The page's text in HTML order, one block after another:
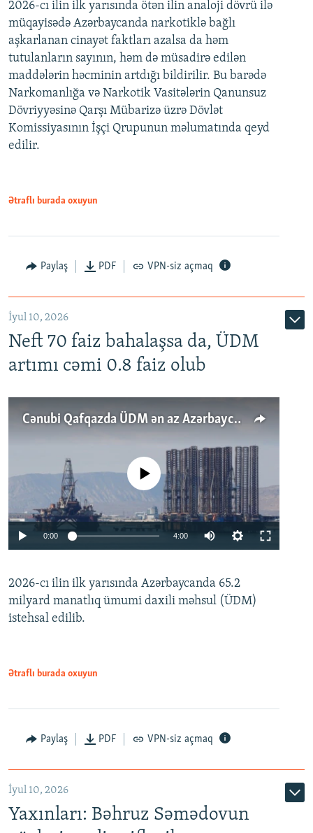
2026-cı ilin ilk yarısında ötən ilin analoji dövrü ilə
müqayisədə Azərbaycanda narkotiklə bağlı
aşkarlanan cinayət faktları azalsa da həm
tutulanların sayının, həm də müsadirə edilən
maddələrin həcminin artdığı bildirilir. Bu barədə
Narkomanlığa və Narkotik Vasitələrin Qanunsuz
Dövriyyəsinə Qarşı Mübarizə üzrə Dövlət
Komissiyasının İşçi Qrupunun məlumatında qeyd
edilir.
Ətraflı burada oxuyun
Paylaş PDF VPN-siz açmaq
İyul 10, 2026
Neft 70 faiz bahalaşsa da, ÜDM
artımı cəmi 0.8 faiz olub
Cənubi Qafqazda ÜDM ən az Azərbaycanda artır: Qonşuları niyə Bakını qabaqlaya bilir?
Auto 240p 360p 480p
No media source currently available
0:00 4:00
360p
480p
2026-cı ilin ilk yarısında Azərbaycanda 65.2
milyard manatlıq ümumi daxili məhsul (ÜDM)
istehsal edilib.
Ətraflı burada oxuyun
Paylaş PDF VPN-siz açmaq
İyul 10, 2026
Yaxınları: Bəhruz Səmədovun